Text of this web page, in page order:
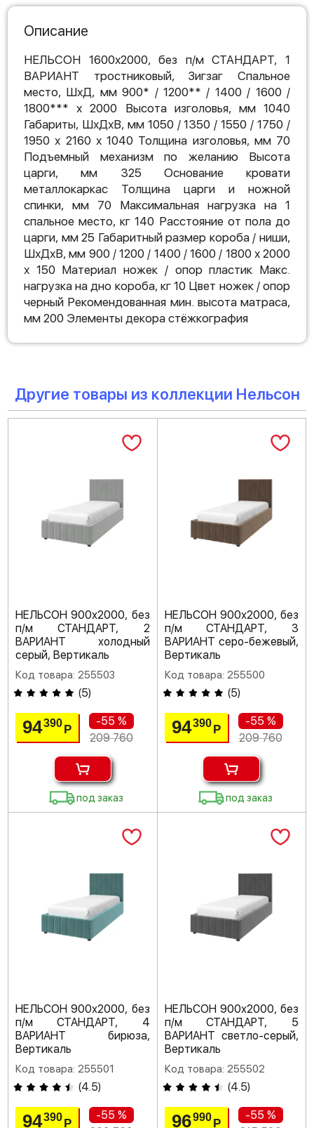
Описание
НЕЛЬСОН 1600х2000, без п/м СТАНДАРТ, 1
ВАРИАНТ тростниковый, Зигзаг Спальное
место, ШхД, мм 900* / 1200** / 1400 / 1600 /
1800*** х 2000 Высота изголовья, мм 1040
Габариты, ШхДхВ, мм 1050 / 1350 / 1550 / 1750 /
1950 х 2160 х 1040 Толщина изголовья, мм 70
Подъемный механизм по желанию Высота
царги, мм 325 Основание кровати
металлокаркас Толщина царги и ножной
спинки, мм 70 Максимальная нагрузка на 1
спальное место, кг 140 Расстояние от пола до
царги, мм 25 Габаритный размер короба / ниши,
ШхДхВ, мм 900 / 1200 / 1400 / 1600 / 1800 х 2000
х 150 Материал ножек / опор пластик Макс.
нагрузка на дно короба, кг 10 Цвет ножек / опор
черный Рекомендованная мин. высота матраса,
мм 200 Элементы декора стёжкография
Другие товары из коллекции Нельсон
НЕЛЬСОН 900х2000, без
п/м СТАНДАРТ, 2
ВАРИАНТ холодный
серый, Вертикаль
Код товара: 255503
(5)
94390Р
-55 %
209 760
под заказ
НЕЛЬСОН 900х2000, без
п/м СТАНДАРТ, 3
ВАРИАНТ серо-бежевый,
Вертикаль
Код товара: 255500
(5)
94390 Р
-55 %
209 760
под заказ
НЕЛЬСОН 900х2000, без
п/м СТАНДАРТ, 4
ВАРИАНТ бирюза,
Вертикаль
Код товара: 255501
(4.5)
94390Р
-55 %
НЕЛЬСОН 900х2000, без
п/м СТАНДАРТ, 5
ВАРИАНТ светло-серый,
Вертикаль
Код товара: 255502
(4.5)
96990 Р
-55 %